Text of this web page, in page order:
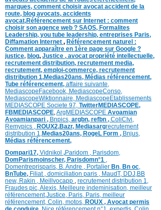
marques, comment choisir avocat accident de la
route, blog avocats, accidents
avocat,Référencement sur Internet : comment
choisir son agence web ? SAOS, Formalites
Leadership, you tube leadership, entreprises Paris,
Diffamation Internet , Référencement naturel :
Comment apparaître en 1ère page sur Google ?
justice, blog, Justice , avocat propriété intellectuelle,
recrutement distribution, recrutement media,
recrutement, emploi-commerce, recrutement
distribution 1,Medias20ans, Médias référencement,
Tube référencement, affaire suivante,
MediascopeFacebook, MediascopeConso,
MediascopeWiktionnaire, MediascopeEtablissements
MEDIASCOPE Societe 97, TwitterMEDIASCOPE,
FBMEDIASCOPE ArgMEDIASCOPE Avoamian
Avoamianpari , Bnpics, argbn, refbn , ColiCIvi,
Remypics , ROUX2,Bazr, Mediasargrecrutement
distribution 1, Medias20ans, RogeL Form , Bnjus,
Médias référencement,
Dompari17, Vidnikol ,Paridom , Parisdom,
DomParismoinscher, Parisdomn°1
Domentreprisparis, B. Andre , Portalier Bn Bn oc
BnTube, Filiat, domiciliation paris MaudT, DDJ, BB
new, Rakin , Meillvocapp recrutement distribution 1,
Fraudes pic, Alexis Meilleure indeminisation meilleur
référencement,Justice Paris, Paris, meilleur
référencement, Colin motos, ROUX , Avocat permis